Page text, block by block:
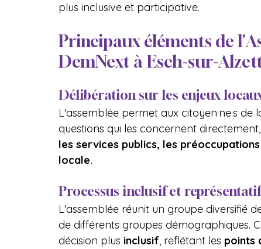
plus inclusive et participative.
Principaux éléments de
DemNext à Esch-sur-
Délibération sur les enjeux
L'assemblée permet aux citoyen·ne·s
questions qui les concernent
les services publics, les
locale.
Processus inclusif et représentatif
L'assemblée réunit un groupe diversifié
de différents groupes démographiques.
décision plus inclusif, reflétant les points